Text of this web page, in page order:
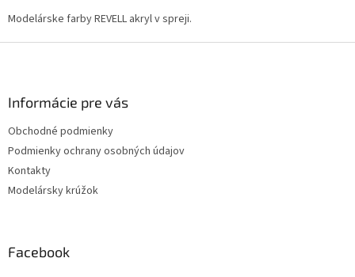
a
v
v
n
Modelárske farby REVELL akryl v spreji.
Informácie pre vás
Obchodné podmienky
Podmienky ochrany osobných údajov
Kontakty
Modelársky krúžok
Facebook